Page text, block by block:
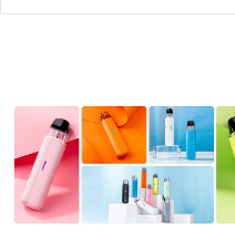
a G5. Balení obsahuje 4ks.
v
l
á